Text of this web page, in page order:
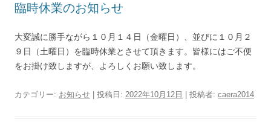
臨時休業のお知らせ
大変誠に勝手ながら１０月１４日（金曜日）、並びに１０月２
９日（土曜日）を臨時休業とさせて頂きます。皆様にはご不便
をお掛け致しますが、よろしくお願い致します。
カテゴリー: お知らせ | 投稿日: 2022年10月12日 投稿者: caera2014